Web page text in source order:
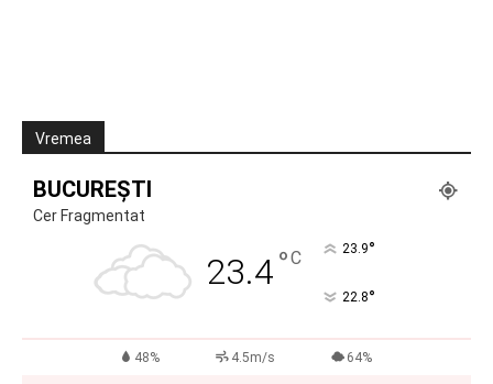
Vremea
BUCUREȘTI
Cer Fragmentat
23.4°C 23.9°
22.8°
48% 4.5m/s 64%